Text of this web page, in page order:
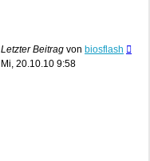
Letzter Beitrag von biosflash
Mi, 20.10.10 9:58